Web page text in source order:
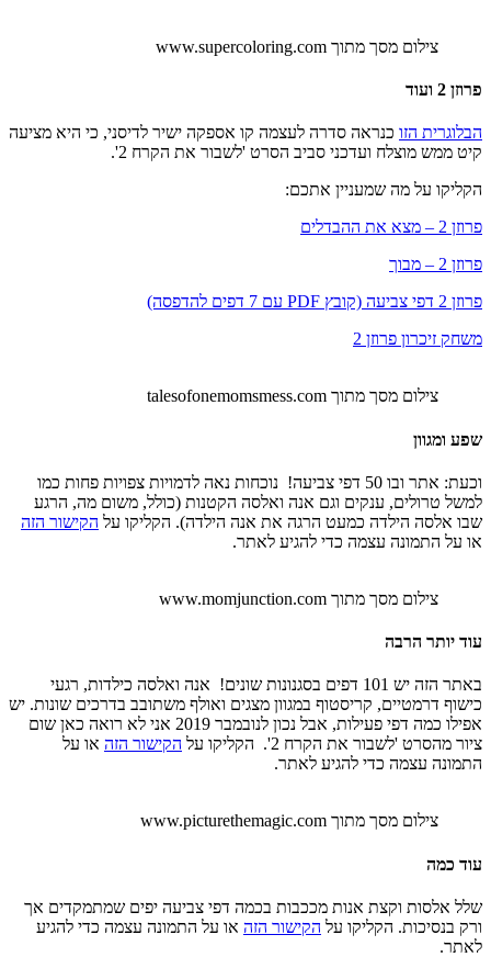
צילום מסך מתוך www.supercoloring.com
פרוזן 2 ועוד
הבלוגרית הזו כנראה סדרה לעצמה קו אספקה ישיר לדיסני, כי היא מציעה
קיט ממש מוצלח ועדכני סביב הסרט 'לשבור את הקרח 2'.
הקליקו על מה שמעניין אתכם:
פרוזן 2 – מצא את ההבדלים
פרוזן 2 – מבוך
פרוזן 2 דפי צביעה (קובץ PDF עם 7 דפים להדפסה)
משחק זיכרון פרוזן 2
צילום מסך מתוך talesofonemomsmess.com
שפע ומגוון
וכעת: אתר ובו 50 דפי צביעה! נוכחות נאה לדמויות צפויות פחות כמו
למשל טרולים, ענקים וגם אנה ואלסה הקטנות (כולל, משום מה, הרגע
שבו אלסה הילדה כמעט הרגה את אנה הילדה). הקליקו על הקישור הזה
או על התמונה עצמה כדי להגיע לאתר.
צילום מסך מתוך www.momjunction.com
עוד יותר הרבה
באתר הזה יש 101 דפים בסגנונות שונים! אנה ואלסה כילדות, רגעי
כישוף דרמטיים, קריסטוף במגוון מצגים ואולף משתובב בדרכים שונות. יש
אפילו כמה דפי פעילות, אבל נכון לנובמבר 2019 אני לא רואה כאן שום
ציור מהסרט 'לשבור את הקרח 2'. הקליקו על
הקישור הזה או על
התמונה עצמה כדי להגיע לאתר.
צילום מסך מתוך www.picturethemagic.com
עוד כמה
שלל אלסות וקצת אנות מככבות בכמה דפי צביעה יפים שמתמקדים אך
ורק בנסיכות. הקליקו על הקישור הזה או על התמונה עצמה כדי להגיע
לאתר.